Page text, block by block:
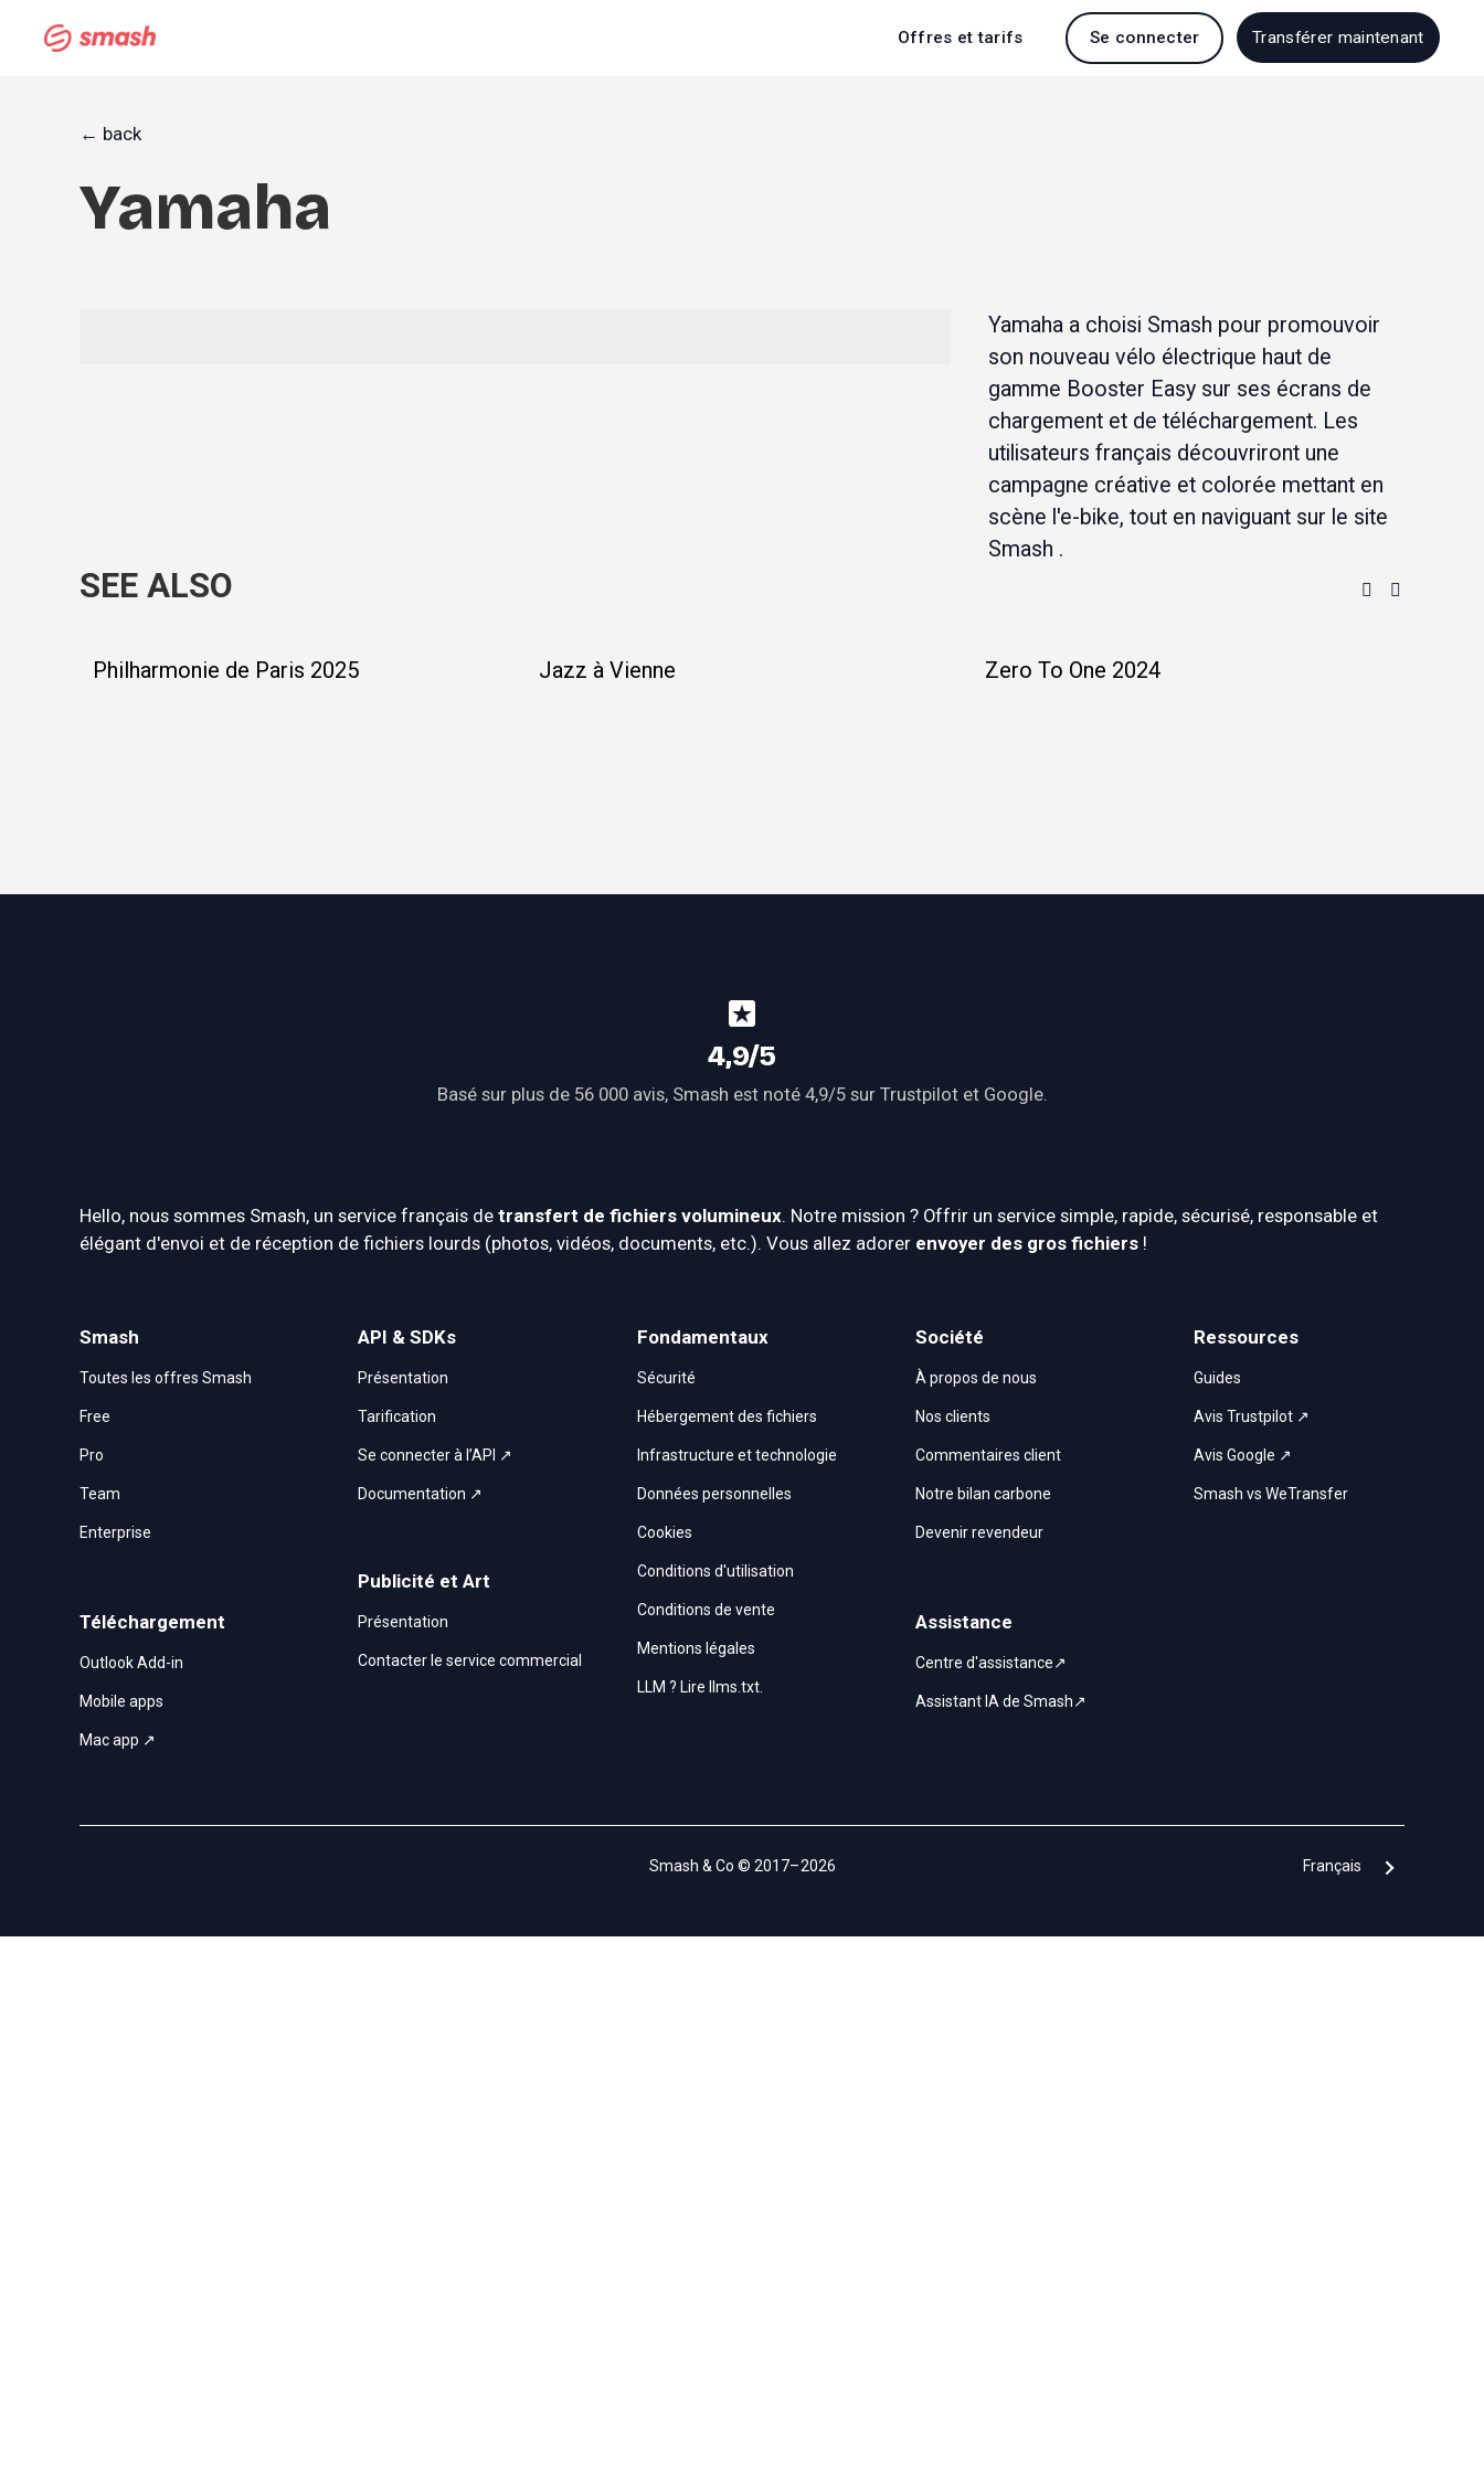
Offres et tarifs Se connecter Transférer maintenant
Yamaha
← back
Yamaha a choisi Smash pour promouvoir
son nouveau vélo électrique haut de
gamme Booster Easy sur ses écrans de
chargement et de téléchargement. Les
utilisateurs français découvriront une
campagne créative et colorée mettant en
scène l'e-bike, tout en naviguant sur le site
Smash .
SEE ALSO
Philharmonie de Paris 2025 Jazz à Vienne Zero To One 2024
4,9/5
Basé sur plus de 56 000 avis, Smash est noté 4,9/5 sur Trustpilot et Google.
Hello, nous sommes Smash, un service français de transfert de fichiers volumineux. Notre mission ? Offrir un service simple, rapide, sécurisé, responsable et
élégant d'envoi et de réception de fichiers lourds (photos, vidéos, documents, etc.). Vous allez adorer envoyer des gros fichiers !
Smash
Toutes les offres Smash
Free
Pro
Team
Enterprise
Téléchargement
Outlook Add-in
Mobile apps
Mac app ↗
API & SDKs
Présentation
Tarification
Se connecter à l’API ↗
Documentation ↗
Publicité et Art
Présentation
Contacter le service commercial
Fondamentaux
Sécurité
Hébergement des fichiers
Infrastructure et technologie
Données personnelles
Cookies
Conditions d'utilisation
Conditions de vente
Mentions légales
LLM ? Lire llms.txt.
Société
À propos de nous
Nos clients
Commentaires client
Notre bilan carbone
Devenir revendeur
Assistance
Centre d'assistance↗
Assistant IA de Smash↗
Ressources
Guides
Avis Trustpilot ↗
Avis Google ↗
Smash vs WeTransfer
Français
Smash & Co © 2017– 2026